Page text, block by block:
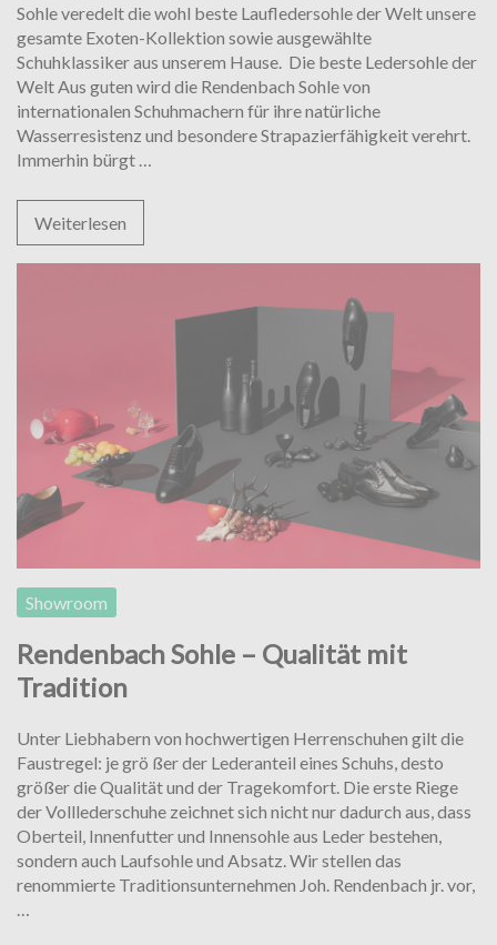
Sohle veredelt die wohl beste Laufledersohle der Welt unsere
gesamte Exoten-Kollektion sowie ausgewählte
Schuhklassiker aus unserem Hause. Die beste Ledersohle der
Welt Aus guten wird die Rendenbach Sohle von
internationalen Schuhmachern für ihre natürliche
Wasserresistenz und besondere Strapazierfähigkeit verehrt.
Immerhin bürgt …
Weiterlesen
Showroom
Rendenbach Sohle – Qualität mit
Tradition
Unter Liebhabern von hochwertigen Herrenschuhen gilt die
Faustregel: je grö ßer der Lederanteil eines Schuhs, desto
größer die Qualität und der Tragekomfort. Die erste Riege
der Volllederschuhe zeichnet sich nicht nur dadurch aus, dass
Oberteil, Innenfutter und Innensohle aus Leder bestehen,
sondern auch Laufsohle und Absatz. Wir stellen das
renommierte Traditionsunternehmen Joh. Rendenbach jr. vor,
…